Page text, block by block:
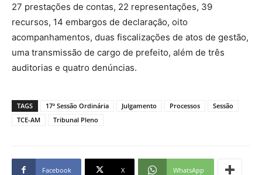
27 prestações de contas, 22 representações, 39
recursos, 14 embargos de declaração, oito
acompanhamentos, duas fiscalizações de atos de gestão,
uma transmissão de cargo de prefeito, além de três
auditorias e quatro denúncias.
TAGS 17ª Sessão Ordinária Julgamento Processos
Sessão
TCE-AM
Tribunal Pleno
Facebook X WhatsApp